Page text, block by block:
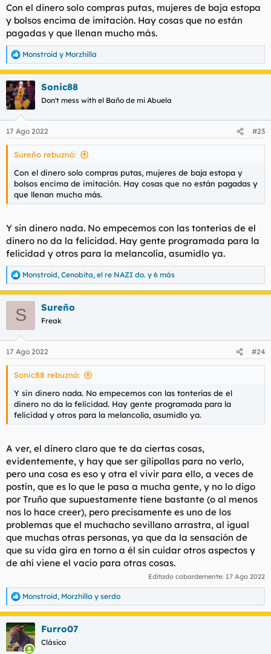
Con el dinero solo compras putas, mujeres de baja estopa
y bolsos encima de imitación. Hay cosas que no están
pagadas y que llenan mucho más.
R
e
a
c
c
i
e
s
Monstroid y Morzhilla
Sonic88
Don't mess with el Baño de mi Abuela
17 Ago 2022 #23
Sureño rebuznó:
Con el dinero solo compras putas, mujeres de baja estopa y
bolsos encima de imitación. Hay cosas que no están pagadas y
que llenan mucho más.
Y sin dinero nada. No empecemos con las tonterías de el
dinero no da la felicidad. Hay gente programada para la
felicidad y otros para la melancolía, asumidlo ya.
R
e
a
e
s
Monstroid, Cenobita, el re NAZI do. y 6 más
S Sureño
Freak
17 Ago 2022 #24
Sonic88 rebuznó:
Y sin dinero nada. No empecemos con las tonterías de el
dinero no da la felicidad. Hay gente programada para la
felicidad y otros para la melancolía, asumidlo ya.
A ver, el dinero claro que te da ciertas cosas,
evidentemente, y hay que ser gilipollas para no verlo,
pero una cosa es eso y otra el vivir para ello, a veces de
postín, que es lo que le pasa a mucha gente, y no lo digo
por Truño que supuestamente tiene bastante (o al menos
nos lo hace creer), pero precisamente es uno de los
problemas que el muchacho sevillano arrastra, al igual
que muchas otras personas, ya que da la sensación de
que su vida gira en torno a él sin cuidar otros aspectos y
de ahí viene el vacío para otras cosas.
Editado cobardemente: 17 Ago 2022
R
e
a
c
c
i
Monstroid, Morzhilla y serdo
Furro07
Clásico